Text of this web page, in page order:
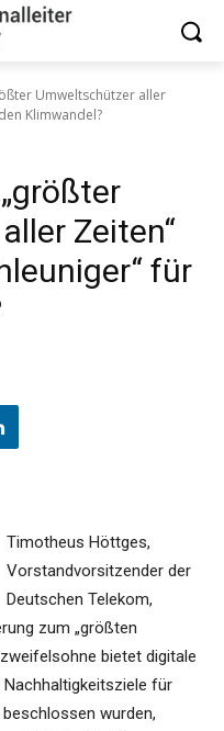
Umweltschützer aller
Klimwandel?
Zeiten“
für
Timotheus Höttges,
Vorstandvorsitzender der
Deutschen Telekom,
zum „größten
bietet digitale
Nachhaltigkeitsziele für
wurden,